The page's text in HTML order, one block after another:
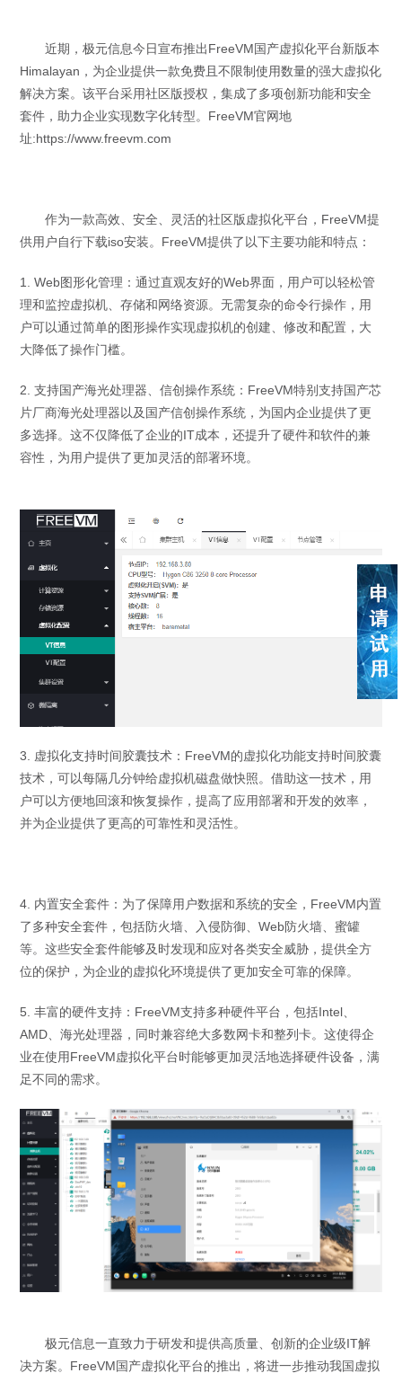
近期，极元信息今日宣布推出FreeVM国产虚拟化平台新版本
Himalayan ，为企业提供一款免费且不限制使用数量的强大虚拟化
解决方案。该平台采用社区版授权，集成了多项创新功能和安全
套件，助力企业实现数字化转型。FreeVM官网地
址:https://www.freevm.com
作为一款高效、安全、灵活的社区版虚拟化平台， FreeVM提
供用户自行下载iso安装。 FreeVM提供了以下主要功能和特点：
1. Web图形化管理：通过直观友好的Web界面，用户可以轻松管
理和监控虚拟机、存储和网络资源。无需复杂的命令行操作，用
户可以通过简单的图形操作实现虚拟机的创建、修改和配置，大
大降低了操作门槛。
2.支持国产海光处理器、信创操作系统： FreeVM特别支持国产芯
片厂商海光处理器以及国产信创操作系统，为国内企业提供了更
多选择。这不仅降低了企业的IT成本，还提升了硬件和软件的兼
容性，为用户提供了更加灵活的部署环境。
3. 虚拟化支持时间胶囊技术： FreeVM的虚拟化功能支持时间胶囊
技术，可以每隔几分钟给虚拟机磁盘做快照。借助这一技术，用
户可以方便地回滚和恢复操作，提高了应用部署和开发的效率，
并为企业提供了更高的可靠性和灵活性。
4. 内置安全套件：为了保障用户数据和系统的安全， FreeVM内置
了多种安全套件，包括防火墙、入侵防御、Web防火墙、蜜罐
等。这些安全套件能够及时发现和应对各类安全威胁，提供全方
位的保护，为企业的虚拟化环境提供了更加安全可靠的保障。
5.丰富的硬件支持： FreeVM支持多种硬件平台，包括Intel
AMD 、海光处理器，同时兼容绝大多数网卡和整列卡。这使得企
业在使用FreeVM虚拟化平台时能够更加灵活地选择硬件设备，满
足不同的需求。
极元信息一直致力于研发和提供高质量、创新的企业级IT解
决方案。 FreeVM国产虚拟化平台的推出，将进一步推动我国虚拟